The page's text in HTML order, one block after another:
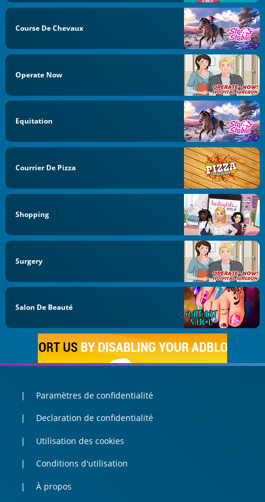
Course De Chevaux
Operate Now
Equitation
Courrier De Pizza
Shopping
Surgery
Salon De Beauté
Paramètres de confidentialité
Declaration de confidentialité
Utilisation des cookies
Conditions d'utilisation
À propos